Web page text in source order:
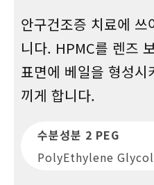
안구건조증 치료에 쓰
니다. HPMC를 렌즈
표면에 베일을 형성
끼게 합니다.
수분성분 2 PEG
PolyEthylene Glycol